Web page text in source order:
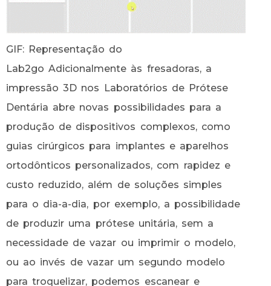
GIF: Representação do
Lab2go Adicionalmente às fresadoras, a
impressão 3D nos Laboratórios de Prótese
Dentária abre novas possibilidades para a
produção de dispositivos complexos, como
guias cirúrgicos para implantes e aparelhos
ortodônticos personalizados, com rapidez e
custo reduzido, além de soluções simples
para o dia-a-dia, por exemplo, a possibilidade
de produzir uma prótese unitária, sem a
necessidade de vazar ou imprimir o modelo,
ou ao invés de vazar um segundo modelo
para troquelizar, podemos escanear e